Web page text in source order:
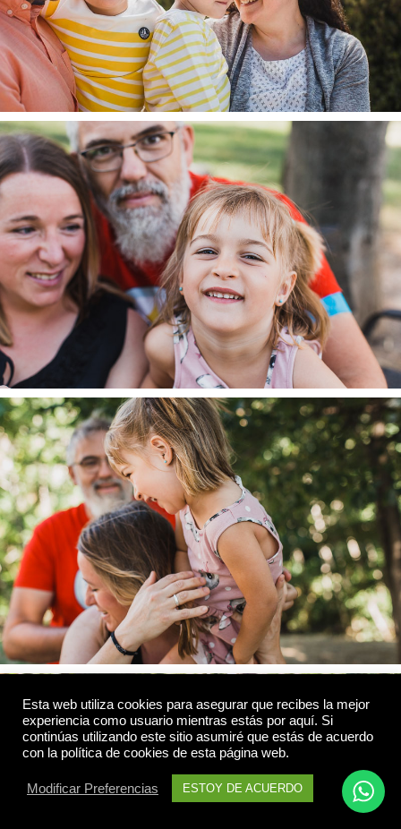
Esta web utiliza cookies para asegurar que recibes la mejor
experiencia como usuario mientras estás por aquí. Si
continúas utilizando este sitio asumiré que estás de acuerdo
con la política de cookies de esta página web.
Modificar Preferencias ESTOY DE ACUERDO